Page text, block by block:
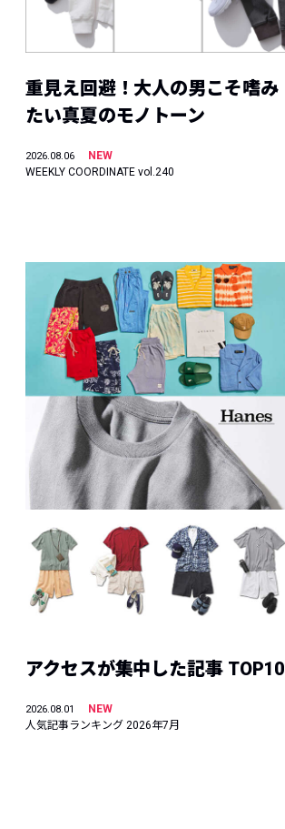
重見え回避！大人の男こそ嗜み
たい真夏のモノトーン
2026.08.06
NEW
WEEKLY COORDINATE vol.240
アクセスが集中した記事 TOP10
2026.08.01
NEW
人気記事ランキング 2026年7月